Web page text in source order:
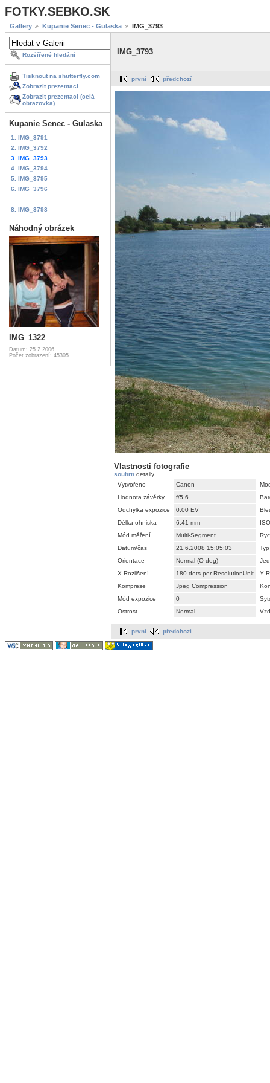
FOTKY.SEBKO.SK
Gallery Kupanie Senec - Gulaska IMG_3793
Rozšířené hledání
Tisknout na shutterfly.com
Zobrazit prezentaci
Zobrazit prezentaci (celá
obrazovka)
Kupanie Senec - Gulaska
1. IMG_3791
2. IMG_3792
3. IMG_3793
4. IMG_3794
5. IMG_3795
6. IMG_3796
8. IMG_3798
Náhodný obrázek
IMG_1322
Datum: 25.2.2006
Počet zobrazení: 45305
IMG_3793
první předchozí
Vlastnosti fotografie
souhrn detaily
Vytvořeno
Canon
Hodnota závěrky
f/5,6
Odchylka expozice
0,00 EV
Délka ohniska
6,41 mm
ISO
Mód měření
Multi-Segment
Datum/čas
21.6.2008 15:05:03
Orientace
Normal (O deg)
X Rozlišení
180 dots per ResolutionUnit
Y
Komprese
Jpeg Compression
Mód expozice
0
Ostrost
Normal
první předchozí